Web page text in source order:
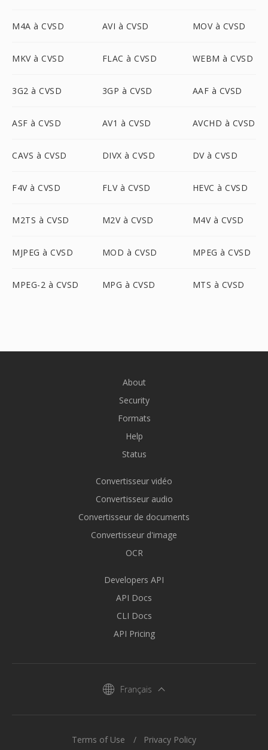
M4A à CVSD AVI à CVSD MOV à CVSD
MKV à CVSD FLAC à CVSD WEBM à CVSD
3G2 à CVSD 3GP à CVSD AAF à CVSD
ASF à CVSD AV1 à CVSD AVCHD à CVSD
CAVS à CVSD DIVX à CVSD DV à CVSD
F4V à CVSD FLV à CVSD HEVC à CVSD
M2TS à CVSD M2V à CVSD M4V à CVSD
MJPEG à CVSD MOD à CVSD MPEG à CVSD
MPEG-2 à CVSD MPG à CVSD MTS à CVSD
About
Security
Formats
Help
Status
Convertisseur vidéo
Convertisseur audio
Convertisseur de documents
Convertisseur d'image
OCR
Developers API
API Docs
CLI Docs
API Pricing
Français
Terms of Use Privacy Policy